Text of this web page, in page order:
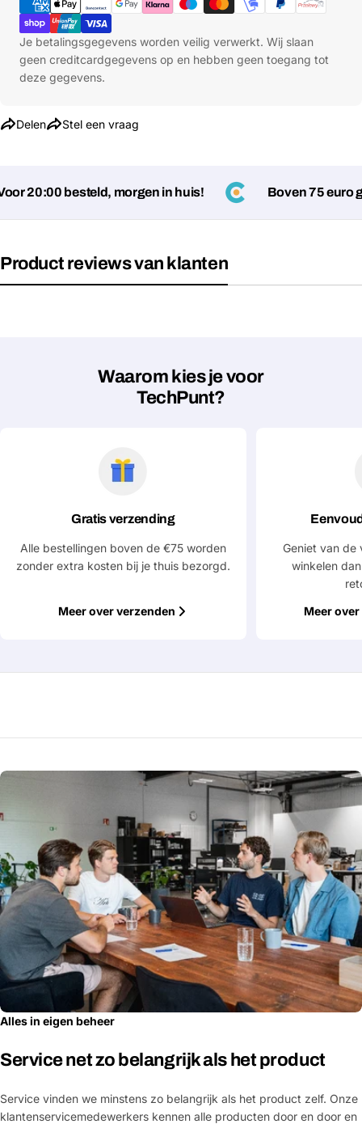
Je betalingsgegevens worden veilig verwerkt. Wij slaan
geen creditcardgegevens op en hebben geen toegang tot
deze gegevens.
Delen
Delen
Kopiëren
Stel een vraag
telefoon
Jouw
bericht
Velden gemarkeerd met * zijn verplicht
20:00 besteld, morgen in huis! Boven 75 euro
Product reviews van klanten
Waarom kies je voor
TechPunt?
Gratis verzending
Alle bestellingen boven de €75 worden
zonder extra kosten bij je thuis bezorgd.
Meer over verzenden
Geniet van de
winkelen
Meer
Alles in eigen beheer
Service net zo belangrijk als het product
Service vinden we minstens zo belangrijk als het product zelf. Onze
klantenservicemedewerkers kennen alle producten door en door en